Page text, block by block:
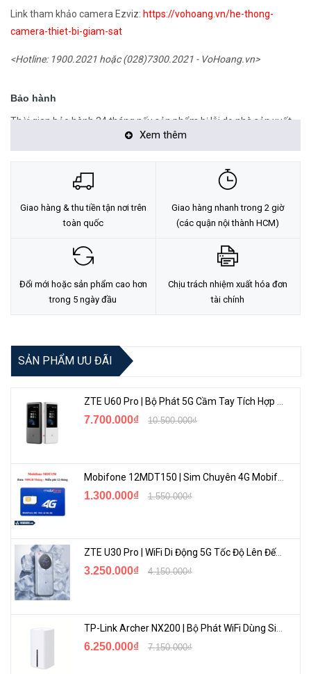
Link tham khảo camera Ezviz: https://vohoang.vn/he-thong-
camera-thiet-bi-giam-sat
<Hotline: 1900.2021 hoặc (028)7300.2021 - VoHoang.vn>
Bảo hành
Thời gian bảo hành 24 tháng nếu sản phẩm bị lỗi do nhà sản xuất.
Xem thêm
Giao hàng & thu tiền tận nơi trên
toàn quốc
Giao hàng nhanh trong 2 giờ
(các quận nội thành HCM)
Đổi mới hoặc sản phẩm cao hơn
trong 5 ngày đầu
Chịu trách nhiệm xuất hóa đơn
tài chính
SẢN PHẨM ƯU ĐÃI
ZTE U60 Pro | Bộ Phát 5G Cầm Tay Tích Hợp Công Nghệ WiFi 7, Pin 10000mAh
7.700.000₫ 10.500.000₫
1.300.000₫ 1.550.000₫
ZTE U30 Pro | WiFi Di Động 5G Tốc Độ Lên Đến 500Mbps, Màn Hình Cảm Ứng
3.250.000₫ 4.150.000₫
6.250.000₫ 7.150.000₫